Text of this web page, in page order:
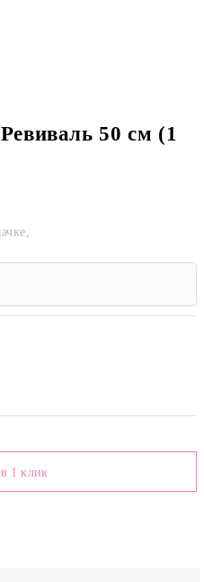
50 см (1
1 клик